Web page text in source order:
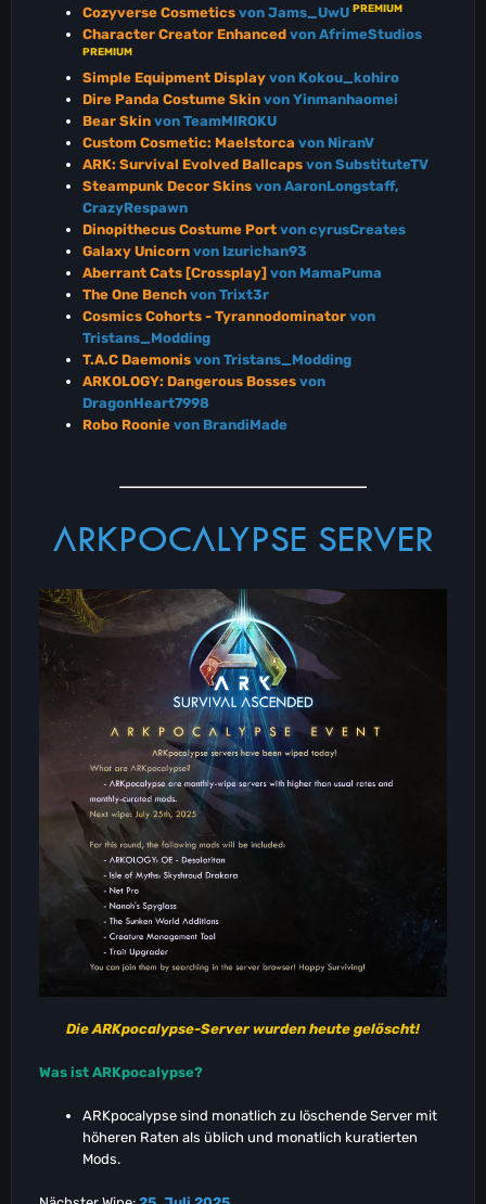
Cozyverse Cosmetics von Jams_UwU PREMIUM
Character Creator Enhanced von AfrimeStudios
PREMIUM
Simple Equipment Display von Kokou_kohiro
Dire Panda Costume Skin von Yinmanhaomei
Bear Skin von TeamMIROKU
Custom Cosmetic: Maelstorca von NiranV
ARK: Survival Evolved Ballcaps von SubstituteTV
Steampunk Decor Skins von AaronLongstaff,
CrazyRespawn
Dinopithecus Costume Port von cyrusCreates
Galaxy Unicorn von Izurichan93
Aberrant Cats [Crossplay] von MamaPuma
The One Bench von Trixt3r
Cosmics Cohorts - Tyrannodominator von
Tristans_Modding
T.A.C Daemonis von Tristans_Modding
ARKOLOGY: Dangerous Bosses von
DragonHeart7998
Robo Roonie von BrandiMade
ARKPOCALYPSE SERVER
Die ARKpocalypse-Server wurden heute gelöscht!
Was ist ARKpocalypse?
ARKpocalypse sind monatlich zu löschende Server mit
höheren Raten als üblich und monatlich kuratierten
Mods.